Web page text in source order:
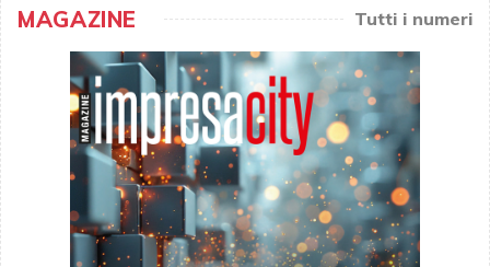
MAGAZINE Tutti i numeri